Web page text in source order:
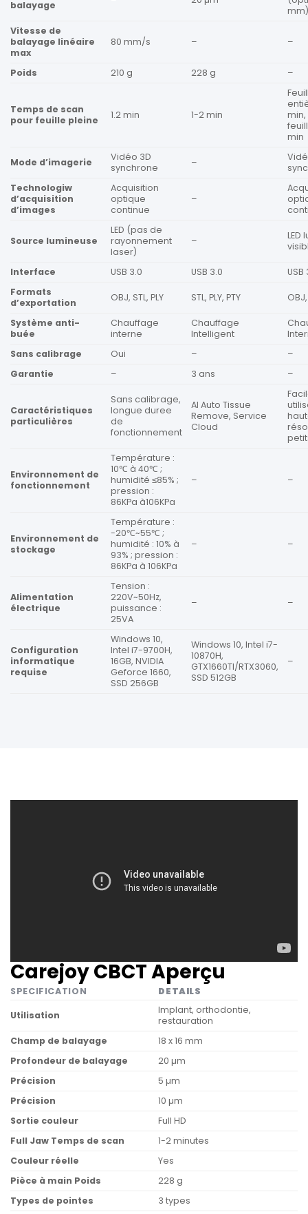
balayage
Vitesse de
balayage linéaire
max
80 mm/s – –
Poids 210 g 228 g –
Temps de scan
pour feuille pleine
1.2 min 1-2 min
min
Mode d’imagerie
Vidéo 3D
synchrone
–
Technologiw
d’acquisition
d’images
Acquisition
optique
continue
–
Source lumineuse
LED (pas de
rayonnement
laser)
–
LED
Interface USB 3.0 USB 3.0
USB
Formats
d’exportation
OBJ, STL, PLY STL, PLY, PTY OBJ,
Système anti-
buée
Chauffage
interne
Chauffage
Intelligent
Sans calibrage
Oui –
–
Garantie
– 3 ans –
Caractéristiques
particulières
Sans calibrage,
longue duree
de
fonctionnement
AI Auto Tissue
Remove, Service
Cloud
Environnement de
fonctionnement
Température :
10℃ à 40℃ ;
humidité ≤85% ;
pression :
86KPa à106KPa
– –
Environnement de
stockage
Température :
-20℃~55℃ ;
humidité : 10% à
93% ; pression :
86KPa à 106KPa
– –
Alimentation
électrique
Tension :
220V~50Hz,
puissance :
25VA
– –
Configuration
informatique
requise
Windows 10,
Intel i7-9700H,
16GB, NVIDIA
Geforce 1660,
SSD 256GB
Windows 10, Intel i7-
10870H,
GTX1660TI/RTX3060,
SSD 512GB
–
Carejoy CBCT Aperçu
SPECIFICATION DETAILS
Utilisation
Implant, orthodontie,
restauration
Champ de balayage
18 x 16 mm
Profondeur de balayage
20 µm
Précision
5 µm
Précision
10 µm
Sortie couleur
Full HD
Full Jaw Temps de scan
1-2 minutes
Couleur réelle
Yes
Pièce à main Poids
228 g
Types de pointes
3 types